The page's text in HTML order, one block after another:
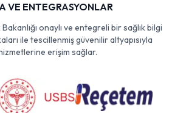
VE ENTEGRASYONLAR
onaylı ve entegreli bir sağlık bilgi
ile tescillenmiş güvenilir altyapısıyla
erişim sağlar.